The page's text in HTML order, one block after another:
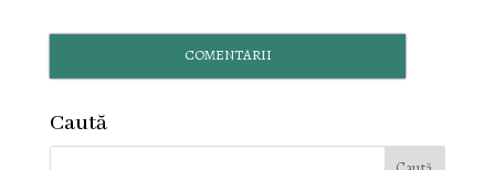
COMENTARII
Caută